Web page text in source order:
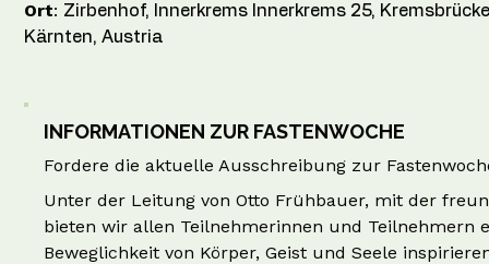
Ort: Zirbenhof, Innerkrems Innerkrems 25,
Kärnten, Austria
INFORMATIONEN ZUR FASTENWOCHE
Fordere die aktuelle Ausschreibung zur
Unter der Leitung von Otto Frühbauer, mit der
bieten wir allen Teilnehmerinnen und Teilnehmern
Beweglichkeit von Körper, Geist und Seele